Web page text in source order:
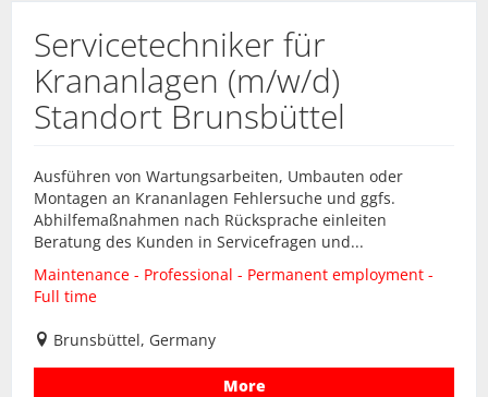
Servicetechniker für
Krananlagen (m/w/d)
Standort Brunsbüttel
Ausführen von Wartungsarbeiten, Umbauten oder
Montagen an Krananlagen Fehlersuche und ggfs.
Abhilfemaßnahmen nach Rücksprache einleiten
Beratung des Kunden in Servicefragen und...
Maintenance - Professional - Permanent employment -
Full time
Brunsbüttel, Germany
More